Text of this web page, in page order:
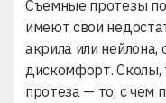
Съемные протезы
имеют свои
акрила или
дискомфорт.
протеза — то, с чем